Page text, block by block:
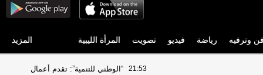
وترفيه رياضة فيديو تصويت المرأة الليبية المزيد
21:53
“الوطني للتنمية”: تقدم أعمال